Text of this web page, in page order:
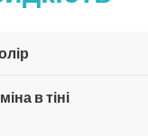
в тіні